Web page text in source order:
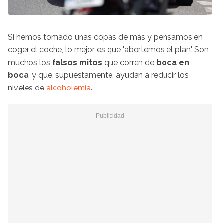
Si hemos tomado unas copas de más y pensamos en
coger el coche, lo mejor es que 'abortemos el plan'. Son
muchos los falsos mitos que corren de boca en
boca , y que, supuestamente, ayudan a reducir los
niveles de alcoholemia.